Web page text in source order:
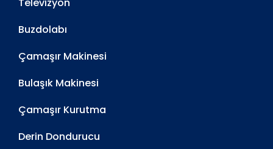
Buzdolabı
Çamaşır Makinesi
Bulaşık Makinesi
Çamaşır Kurutma
Derin Dondurucu